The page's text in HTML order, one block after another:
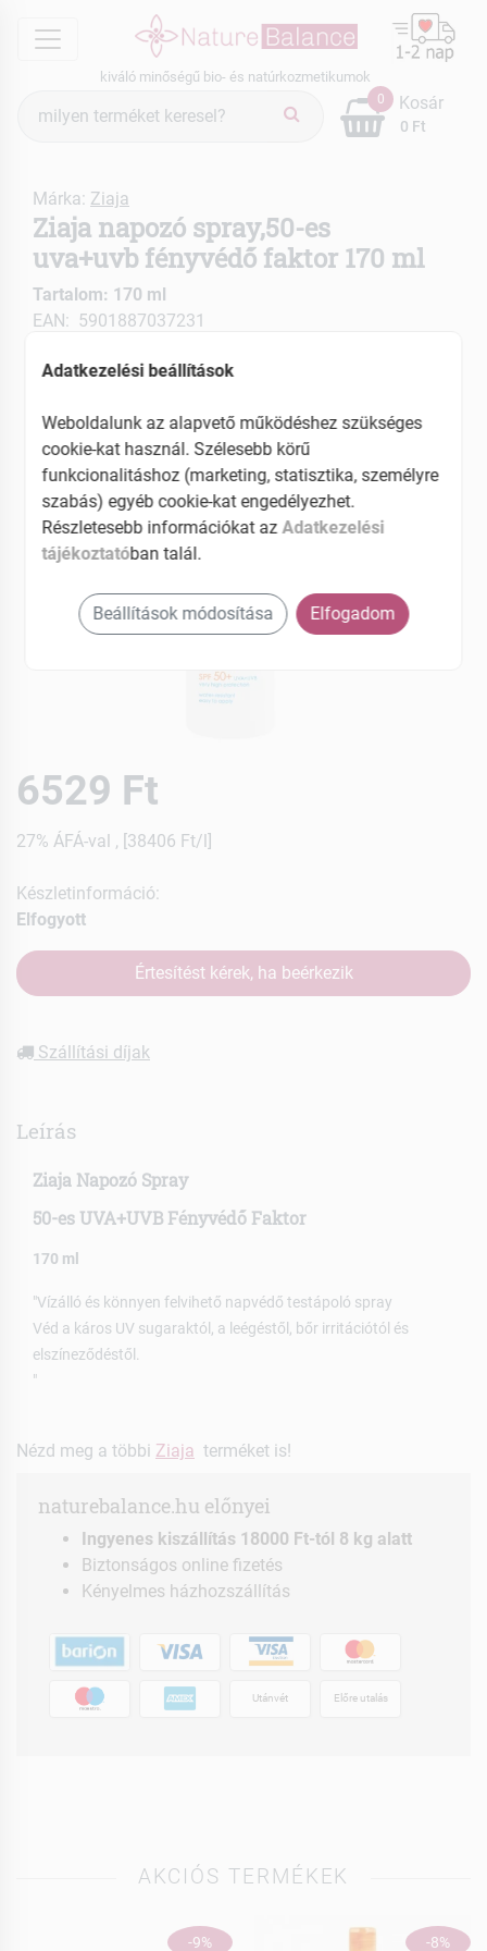
menu
kiváló minőségű bio- és natúrkozmetikumok
keresés
0
0 Ft
Kosár
Márka: Ziaja
Ziaja napozó spray,50-es
uva+uvb fényvédő faktor 170 ml
Tartalom: 170 ml
EAN: 5901887037231
6529 Ft
27% ÁFÁ-val , [38406 Ft/l]
Készletinformáció:
Elfogyott
Értesítést kérek, ha beérkezik
Szállítási díjak
Leírás
Ziaja Napozó Spray
50-es UVA+UVB Fényvédő Faktor
170 ml
"Vízálló és könnyen felvihető napvédő testápoló spray
Véd a káros UV sugaraktól, a leégéstől, bőr irritációtól és
elszíneződéstől.
"
Nézd meg a többi Ziaja terméket is!
naturebalance.hu előnyei
Ingyenes kiszállítás 18000 Ft-tól 8 kg alatt
Biztonságos online fizetés
Kényelmes házhozszállítás
Utánvét Előre utalás
AKCIÓS TERMÉKEK
-9% -8%
Adatkezelési beállítások
Weboldalunk az alapvető működéshez szükséges
cookie-kat használ. Szélesebb körű
funkcionalitáshoz (marketing, statisztika, személyre
szabás) egyéb cookie-kat engedélyezhet.
Részletesebb információkat azAdatkezelési
tájékoztatóban talál.
Beállítások módosítása Elfogadom